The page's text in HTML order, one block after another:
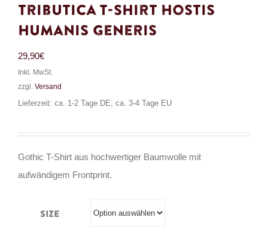
Tributica T-Shirt Hostis
Humanis Generis
29,90€
Inkl. MwSt.
zzgl. Versand
Lieferzeit: ca. 1-2 Tage DE, ca. 3-4 Tage EU
Gothic T-Shirt aus hochwertiger Baumwolle mit
aufwändigem Frontprint.
Size